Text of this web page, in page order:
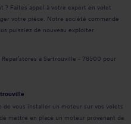
? Faites appel à votre expert en volet
votre pièce. Notre société commande
puissiez de nouveau exploiter
à Sartrouville - 78500 pour
de vous installer un moteur sur vos volets
mettre en place un moteur provenant de